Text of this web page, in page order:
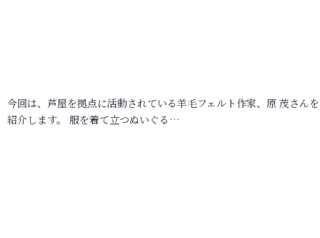
今回は、芦屋を拠点に活動されている羊毛フェルト作家、原 茂さん
紹介します。 服を着て立つぬいぐる…